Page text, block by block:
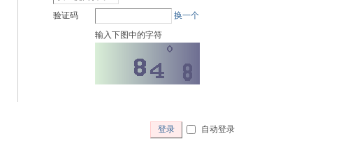
验证码
换一个
输入下图中的字符
登录 自动登录